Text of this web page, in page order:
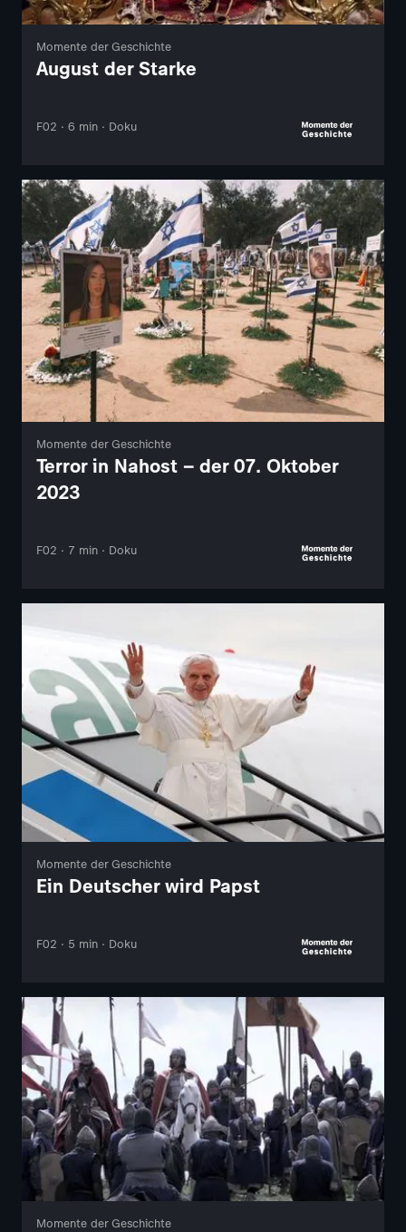
Momente der Geschichte
August der Starke
F02 · 6 min · Doku
Momente der Geschichte
Terror in Nahost – der 07. Oktober
2023
F02 · 7 min · Doku
Momente der Geschichte
Ein Deutscher wird Papst
F02 · 5 min · Doku
Momente der Geschichte